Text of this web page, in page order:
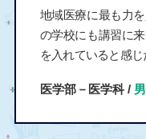
地域医療に最も力
の学校にも講習に
を入れていると感じ
医学部－医学科 /